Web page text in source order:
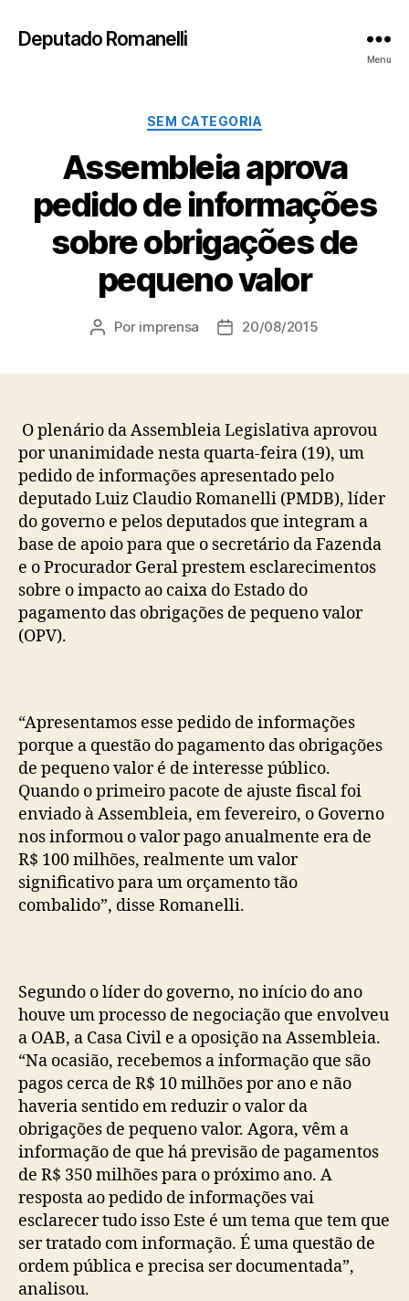
Deputado Romanelli
Menu
Categorias
SEM CATEGORIA
Assembleia aprova
pedido de informações
sobre obrigações de
pequeno valor
Autor
Por imprensa
Data20/08/2015
O plenário da Assembleia Legislativa aprovou
por unanimidade nesta quarta-feira (19), um
pedido de informações apresentado pelo
deputado Luiz Claudio Romanelli (PMDB), líder
do governo e pelos deputados que integram a
base de apoio para que o secretário da Fazenda
e o Procurador Geral prestem esclarecimentos
sobre o impacto ao caixa do Estado do
pagamento das obrigações de pequeno valor
(OPV).
“Apresentamos esse pedido de informações
porque a questão do pagamento das obrigações
de pequeno valor é de interesse público.
Quando o primeiro pacote de ajuste fiscal foi
enviado à Assembleia, em fevereiro, o Governo
nos informou o valor pago anualmente era de
R$ 100 milhões, realmente um valor
significativo para um orçamento tão
combalido”, disse Romanelli.
Segundo o líder do governo, no início do ano
houve um processo de negociação que envolveu
a OAB, a Casa Civil e a oposição na Assembleia.
“Na ocasião, recebemos a informação que são
pagos cerca de R$ 10 milhões por ano e não
haveria sentido em reduzir o valor da
obrigações de pequeno valor. Agora, vêm a
informação de que há previsão de pagamentos
de R$ 350 milhões para o próximo ano. A
resposta ao pedido de informações vai
esclarecer tudo isso Este é um tema que tem que
ser tratado com informação. É uma questão de
ordem pública e precisa ser documentada”,
analisou.